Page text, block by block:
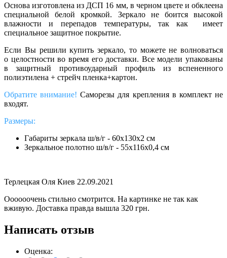
Основа изготовлена из ДСП 16 мм, в черном цвете и обклеена
специальной белой кромкой. Зеркало не боится высокой
влажности и перепадов температуры, так как имеет
специальное защитное покрытие.
Если Вы решили купить зеркало, то можете не волноваться
о целостности во время его доставки. Все модели упакованы
в защитный противоударный профиль из вспененного
полиэтилена + стрейч пленка+картон.
Обратите внимание!Саморезы для крепления в комплект не
входят.
Размеры:
Габариты зеркала ш/в/г - 60х130х2 см
Зеркальное полотно ш/в/г - 55х116х0,4 см
Терлецкая Оля Киев 22.09.2021
Оооооочень стильно смотрится. На картинке не так как
вживую. Доставка правда вышла 320 грн.
Написать отзыв
Оценка: